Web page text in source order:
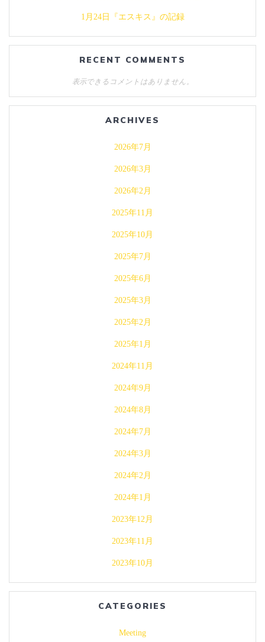
1月24日『エスキス』の記録
RECENT COMMENTS
表示できるコメントはありません。
ARCHIVES
2026年7月
2026年3月
2026年2月
2025年11月
2025年10月
2025年7月
2025年6月
2025年3月
2025年2月
2025年1月
2024年11月
2024年9月
2024年8月
2024年7月
2024年3月
2024年2月
2024年1月
2023年12月
2023年11月
2023年10月
CATEGORIES
Meeting